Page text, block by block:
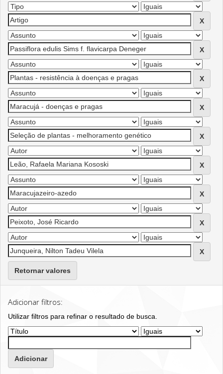
Retornar valores
Adicionar filtros:
Utilizar filtros para refinar o resultado de busca.